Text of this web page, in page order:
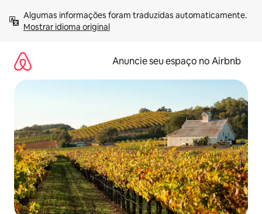
para
Mostrar idioma original
Anuncie seu espaço no Airbnb